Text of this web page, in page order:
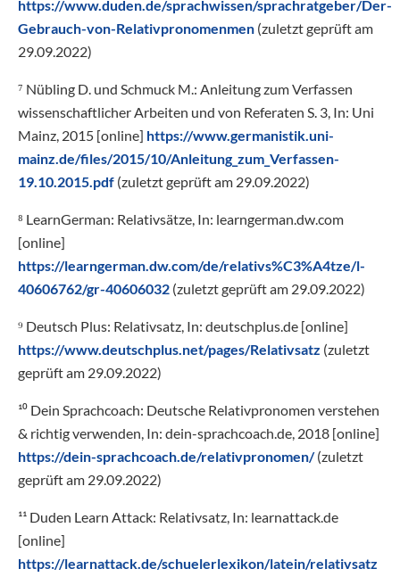
https://www.duden.de/sprachwissen/sprachratgeber/Der-
Gebrauch-von-Relativpronomenmen (zuletzt geprüft am
29.09.2022)
⁷ Nübling D. und Schmuck M.: Anleitung zum Verfassen
wissenschaftlicher Arbeiten und von Referaten S. 3, In: Uni
Mainz, 2015 [online] https://www.germanistik.uni-
mainz.de/files/2015/10/Anleitung_zum_Verfassen-
19.10.2015.pdf (zuletzt geprüft am 29.09.2022)
⁸ LearnGerman: Relativsätze, In: learngerman.dw.com
[online]
https://learngerman.dw.com/de/relativs%C3%A4tze/l-
40606762/gr-40606032 (zuletzt geprüft am 29.09.2022)
⁹ Deutsch Plus: Relativsatz, In: deutschplus.de [online]
https://www.deutschplus.net/pages/Relativsatz (zuletzt
geprüft am 29.09.2022)
¹⁰ Dein Sprachcoach: Deutsche Relativpronomen verstehen
& richtig verwenden, In: dein-sprachcoach.de, 2018 [online]
https://dein-sprachcoach.de/relativpronomen/(zuletzt
geprüft am 29.09.2022)
¹¹ Duden Learn Attack: Relativsatz, In: learnattack.de
[online]
https://learnattack.de/schuelerlexikon/latein/relativsatz